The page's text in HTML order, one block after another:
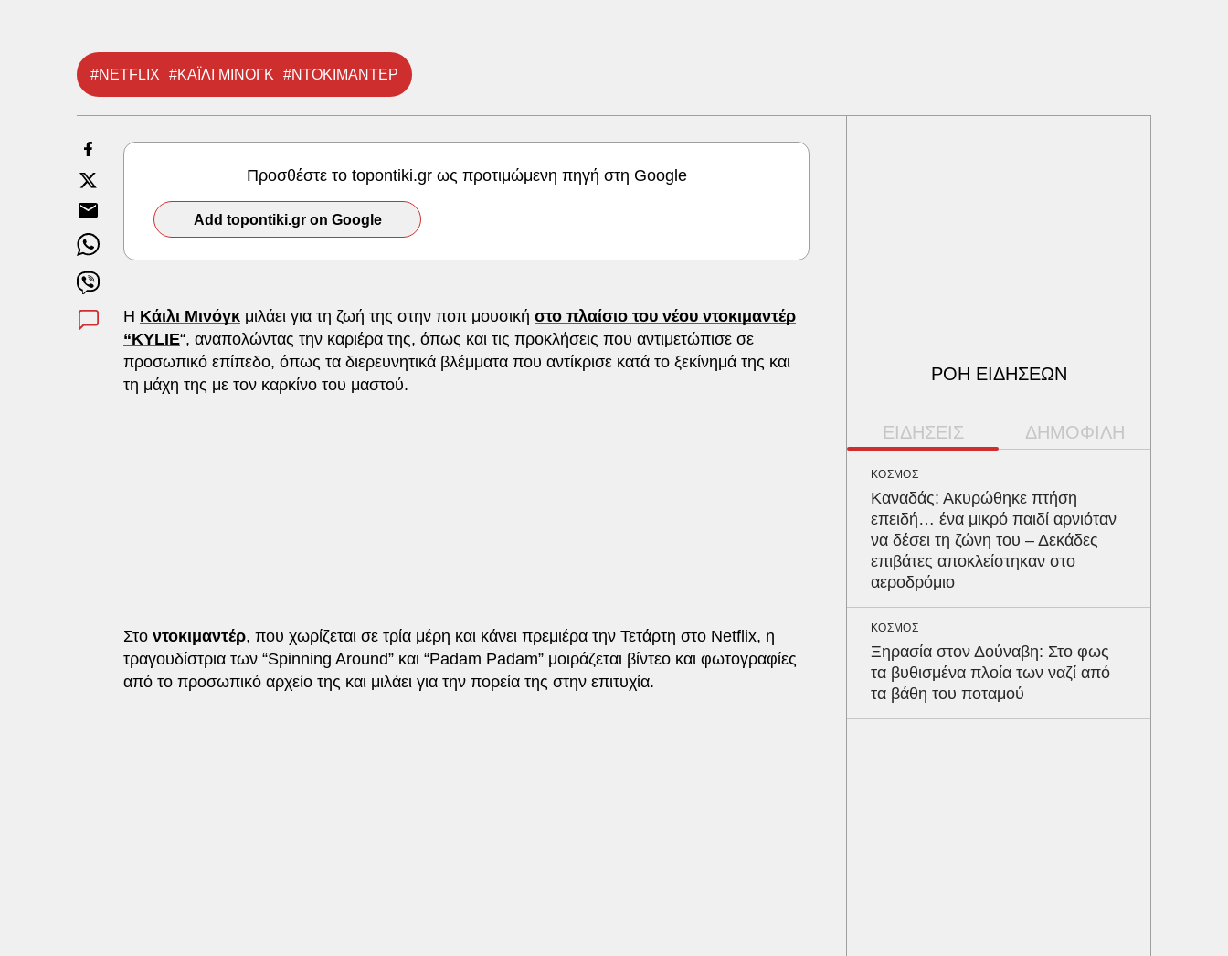
#NETFLIX #ΚΑΪΛΙ ΜΙΝΟΓΚ #ΝΤΟΚΙΜΑΝΤΕΡ
Προσθέστε το topontiki.gr ως προτιμώμενη πηγή στη Google
Add topontiki.gr on Google
Η Κάιλι Μινόγκ μιλάει για τη ζωή της στην ποπ μουσική στο πλαίσιο του νέου ντοκιμαντέρ
“KYLIE“, αναπολώντας την καριέρα της, όπως και τις προκλήσεις που αντιμετώπισε σε
προσωπικό επίπεδο, όπως τα διερευνητικά βλέμματα που αντίκρισε κατά το ξεκίνημά της και
τη μάχη της με τον καρκίνο του μαστού.
Στο ντοκιμαντέρ, που χωρίζεται σε τρία μέρη και κάνει πρεμιέρα την Τετάρτη στο Netflix, η
τραγουδίστρια των “Spinning Around” και “Padam Padam” μοιράζεται βίντεο και φωτογραφίες
από το προσωπικό αρχείο της και μιλάει για την πορεία της στην επιτυχία.
ΡΟΗ ΕΙΔΗΣΕΩΝ
ΕΙΔΗΣΕΙΣ ΔΗΜΟΦΙΛΗ
ΚΟΣΜΟΣ
Καναδάς: Ακυρώθηκε πτήση
επειδή… ένα μικρό παιδί αρνιόταν
να δέσει τη ζώνη του – Δεκάδες
επιβάτες αποκλείστηκαν στο
αεροδρόμιο
ΚΟΣΜΟΣ
Ξηρασία στον Δούναβη: Στο φως
τα βυθισμένα πλοία των ναζί από
τα βάθη του ποταμού